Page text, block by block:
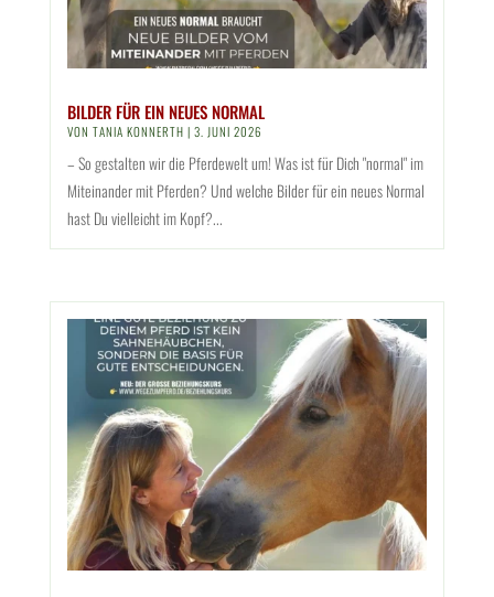
BILDER FÜR EIN NEUES NORMAL
VON TANIA KONNERTH | 3. JUNI 2026
– So gestalten wir die Pferdewelt um! Was ist für Dich "normal" im
Miteinander mit Pferden? Und welche Bilder für ein neues Normal
hast Du vielleicht im Kopf?...